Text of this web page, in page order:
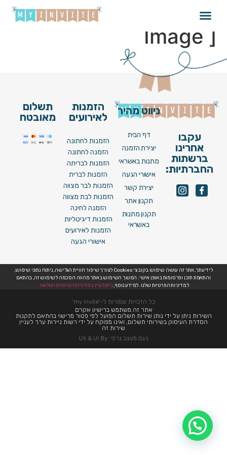
Wedding_024_V22 [
Image ]
עקבו
אחרינו
ברשתות
החברתיות:
ניווט מהיר
דף הבית
יצירת הזמנה
מתנות באשראי
אישורי הגעה
יצירת קשר
תקנון אתר
תקנון מתנות
באשראי
הזמנות
לאירועים
הזמנות לחתונה
הזמנה לחתונה
הזמנות לבריתה
הזמנות לברית
הזמנות לבר מצווה
הזמנות לבת מצווה
הזמנה לחינה
הזמנות דיגיטליות
הזמנות לאירועים
אישורי הגעה
תשלום
מאובטח
לידיעתך, אתר זה עושה שימוש בקובצי Cookies לצורך שיפור חוויית הגלישה, ניתוח נתוני שימוש,
והתאמת תוכן ופרסומות באופן אישי. המשך השימוש באתר מהווה הסכמה לשימוש זה, בהתאם
למדיניות הפרטיות שלנו. למידע נוסף,ניתן לעיין במדיניות הפרטיות המלאה.
כל הזכויות שמורות ל-’my invite’
אתר זה משתמש ברישיון אקו״ם
השירות ניתן על ידי נותן שירות תשלום הפועל לפי פטור מרישוי בהתאם לתקנות
הסדרת העיסוק בשירותי תשלום, ואינו מפוקח על ידי רשות ניירות ערך לעניין
שירות זה
נעם מעצב גרפי :UX & UI By